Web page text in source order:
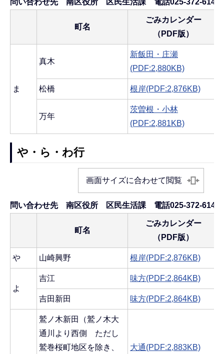
町名
ごみカレンダー
（PDF版）
ま
真木
新飯田・庄瀬
(PDF:2,880KB)
松橋 根岸(PDF:2,876KB)
万年
茨曽根・小林
(PDF:2,881KB)
や・ら・わ行
画面サイズに合わせて閲覧
問い合わせ先 南区役所 区民生活課 電話025-372-6145
町名
ごみカレンダー
（PDF版）
や 山崎興野 根岸(PDF:2,876KB)
よ
吉江 味方(PDF:2,864KB)
吉田新田 味方(PDF:2,864KB)
鷲ノ木新田（鷲ノ木大
通川より西側 ただし
鷲巻桜町地区を除き、
大通(PDF:2,883KB)